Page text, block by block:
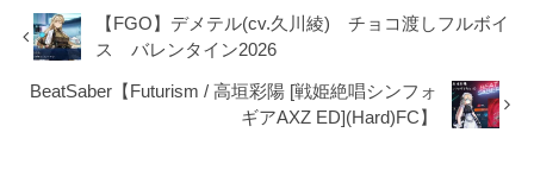
【FGO】デメテル(cv.久川綾) チョコ渡しフルボイ
ス バレンタイン2026
BeatSaber【Futurism / 高垣彩陽 [戦姫絶唱シンフォ
ギアAXZ ED](Hard)FC】